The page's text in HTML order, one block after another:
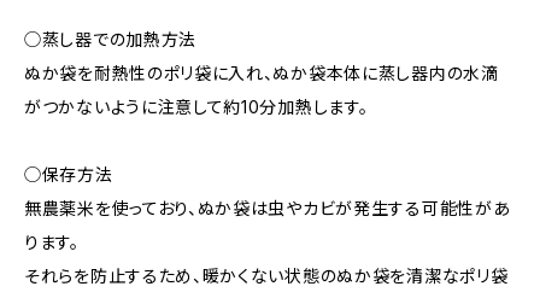
◯蒸し器での加熱方法
ぬか袋を耐熱性のポリ袋に入れ、ぬか袋本体に蒸し器内の水滴
がつかないように注意して約10分加熱します。
◯保存方法
無農薬米を使っており、ぬか袋は虫やカビが発生する可能性があ
ります。
それらを防止するため、暖かくない状態のぬか袋を清潔なポリ袋